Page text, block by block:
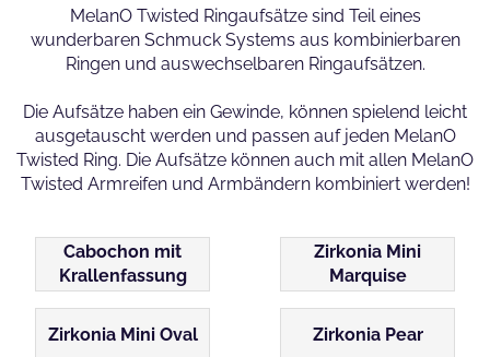
MelanO Twisted Ringaufsätze sind Teil eines
wunderbaren Schmuck Systems aus kombinierbaren
Ringen und auswechselbaren Ringaufsätzen.
Die Aufsätze haben ein Gewinde, können spielend leicht
ausgetauscht werden und passen auf jeden MelanO
Twisted Ring. Die Aufsätze können auch mit allen MelanO
Twisted Armreifen und Armbändern kombiniert werden!
Cabochon mit
Krallenfassung
Zirkonia Mini
Marquise
Zirkonia Mini Oval Zirkonia Pear